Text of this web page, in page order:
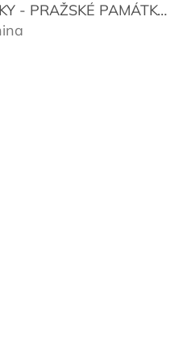
VYSTŘIHOVÁNKY - PRAŽSKÉ PAMÁTKY
5 z 5 hvězdiček.